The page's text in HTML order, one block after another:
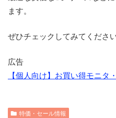
ます。
ぜひチェックしてみてください
広告
【個人向け】お買い得モニタ
特価・セール情報